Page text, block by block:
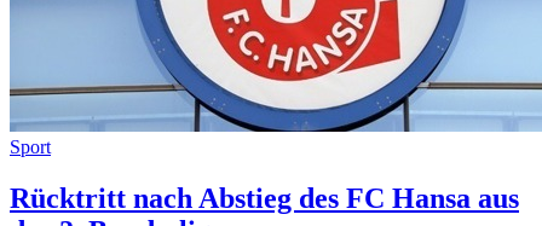
Sport
Rücktritt nach Abstieg des FC Hansa aus